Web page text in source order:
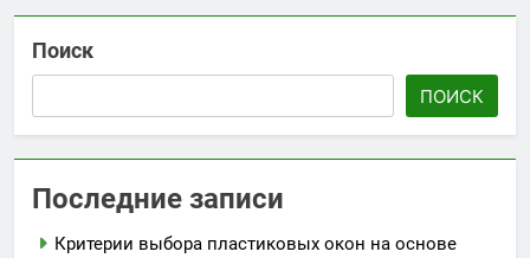
Поиск
ПОИСК
Последние записи
Критерии выбора пластиковых окон на основе